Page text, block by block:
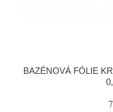
BAZÉNOVÁ FÓLIE